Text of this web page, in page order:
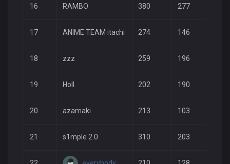
16 RAMBO 380 277
17 ANIME TEAM itachi 274 146
18 zzz 259 196
19 Holl 202 190
20 azamaki 213 103
21 s1mple 2.0 310 203